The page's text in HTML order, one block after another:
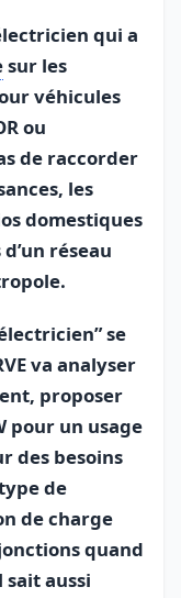
qui a
sur les
véhicules
ou
de raccorder
les
domestiques
réseau
se
va analyser
proposer
pour un usage
des besoins
de
de charge
quand
aussi